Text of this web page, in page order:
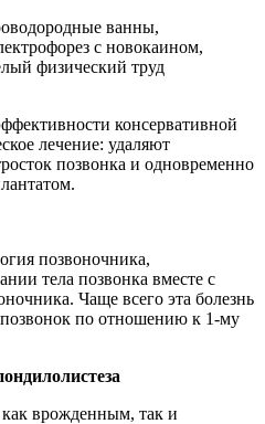
ванны,
с новокаином,
физический труд
консервативной
лечение: удаляют
позвонка и одновременно
позвоночника,
тела позвонка вместе с
Чаще всего эта болезнь
по отношению к 1-му
врожденным, так и